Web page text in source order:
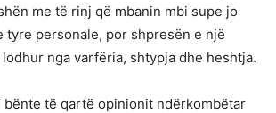
me të rinj që mbanin mbi supe jo
tyre personale, por shpresën e një
nga varfëria, shtypja dhe heshtja.
bënte të qartë opinionit ndërkombëtar